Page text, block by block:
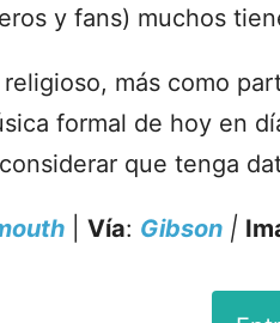
y fans) muchos
más como
formal de hoy en
que tenga
Vía: Gibson |